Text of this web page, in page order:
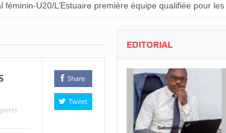
première équipe qualifiée pour les demi-finales
Share
Tweet
EDITORIAL